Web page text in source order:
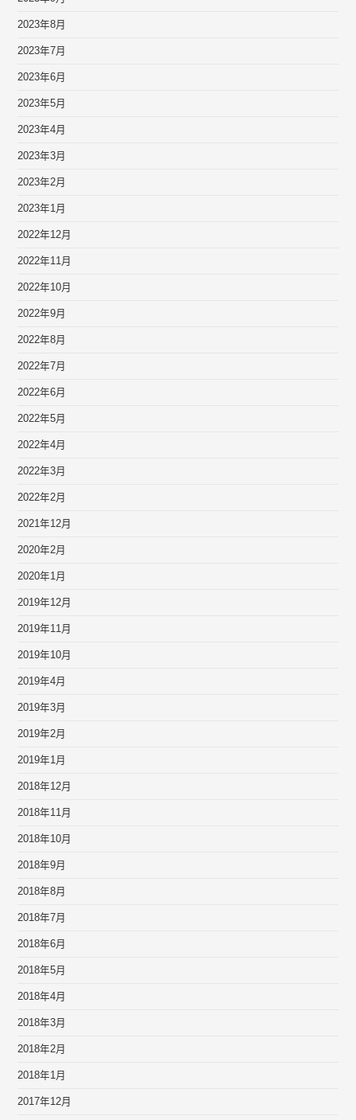
2023年8月
2023年7月
2023年6月
2023年5月
2023年4月
2023年3月
2023年2月
2023年1月
2022年12月
2022年11月
2022年10月
2022年9月
2022年8月
2022年7月
2022年6月
2022年5月
2022年4月
2022年3月
2022年2月
2021年12月
2020年2月
2020年1月
2019年12月
2019年11月
2019年10月
2019年4月
2019年3月
2019年2月
2019年1月
2018年12月
2018年11月
2018年10月
2018年9月
2018年8月
2018年7月
2018年6月
2018年5月
2018年4月
2018年3月
2018年2月
2018年1月
2017年12月